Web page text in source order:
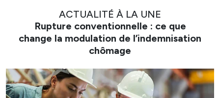
ACTUALITÉ À LA UNE
Rupture conventionnelle : ce que
change la modulation de l’indemnisation
chômage